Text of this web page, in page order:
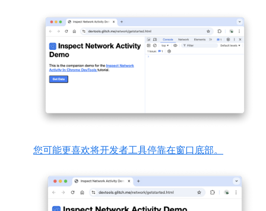
您可能更喜欢将开发者工具停靠在窗口底部。